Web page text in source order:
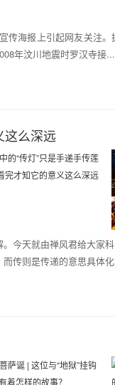
海报上引起网友关注
年汶川地震时罗汉寺接
这么深远
今天就由禅风君给大家
而传则是传递的意思具体